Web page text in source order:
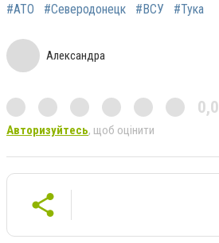
#АТО #Северодонецк #ВСУ #Тука
Александра
0,0
Авторизуйтесь, щоб оцінити